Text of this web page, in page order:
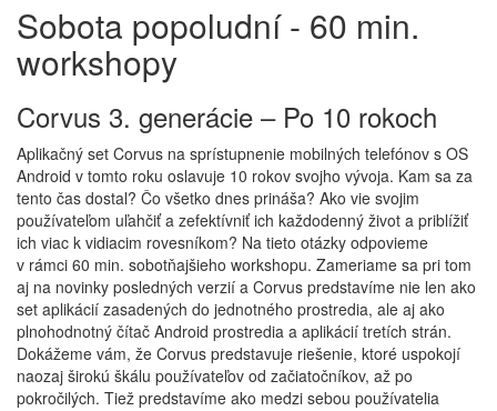
Sobota popoludní - 60 min.
workshopy
Corvus 3. generácie – Po 10 rokoch
Aplikačný set Corvus na sprístupnenie mobilných telefónov s OS
Android v tomto roku oslavuje 10 rokov svojho vývoja. Kam sa za
tento čas dostal? Čo všetko dnes prináša? Ako vie svojim
používateľom uľahčiť a zefektívniť ich každodenný život a priblížiť
ich viac k vidiacim rovesníkom? Na tieto otázky odpovieme
v rámci 60 min. sobotňajšieho workshopu. Zameriame sa pri tom
aj na novinky posledných verzií a Corvus predstavíme nie len ako
set aplikácií zasadených do jednotného prostredia, ale aj ako
plnohodnotný čítač Android prostredia a aplikácií tretích strán.
Dokážeme vám, že Corvus predstavuje riešenie, ktoré uspokojí
naozaj širokú škálu používateľov od začiatočníkov, až po
pokročilých. Tiež predstavíme ako medzi sebou používatelia